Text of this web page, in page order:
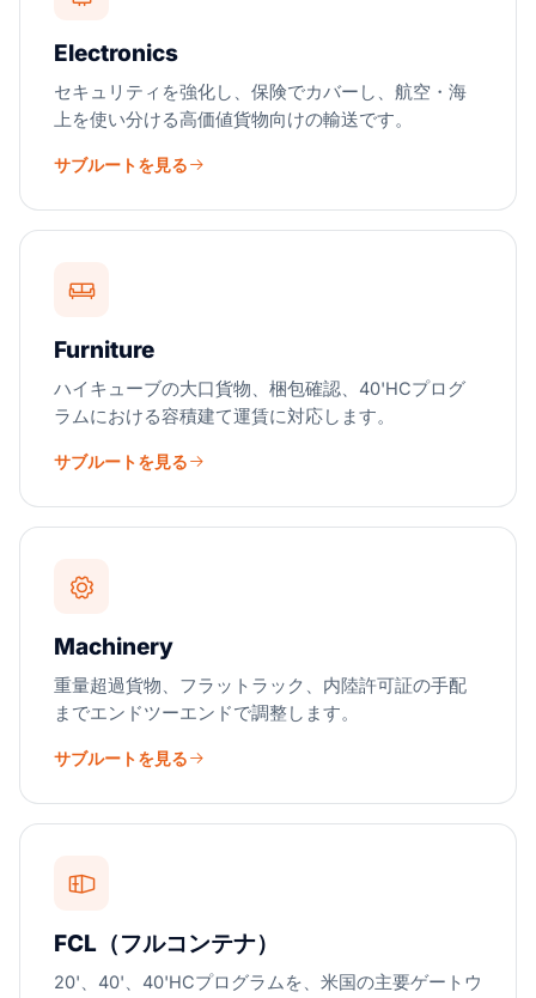
Electronics
セキュリティを強化し、保険でカバーし、航空・海
上を使い分ける高価値貨物向けの輸送です。
サブルートを見る
Furniture
ハイキューブの大口貨物、梱包確認、40'HCプログ
ラムにおける容積建て運賃に対応します。
サブルートを見る
Machinery
重量超過貨物、フラットラック、内陸許可証の手配
までエンドツーエンドで調整します。
サブルートを見る
FCL（フルコンテナ）
20'、40'、40'HCプログラムを、米国の主要ゲートウ